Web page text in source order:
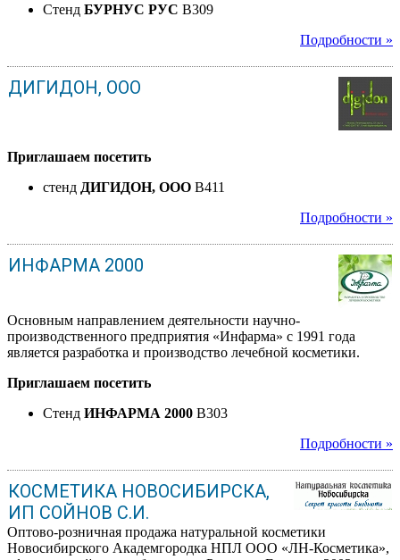
Стенд БУРНУС РУС B309
Подробности »
ДИГИДОН, ООО
Приглашаем посетить
стенд ДИГИДОН, ООО B411
Подробности »
ИНФАРМА 2000
Основным направлением деятельности научно-
производственного предприятия «Инфарма» с 1991 года
является разработка и производство лечебной косметики.
Приглашаем посетить
Стенд ИНФАРМА 2000 B303
Подробности »
КОСМЕТИКА НОВОСИБИРСКА,
ИП СОЙНОВ С.И.
Оптово-розничная продажа натуральной косметики
Новосибирского Академгородка НПЛ ООО «ЛН-Косметика»,